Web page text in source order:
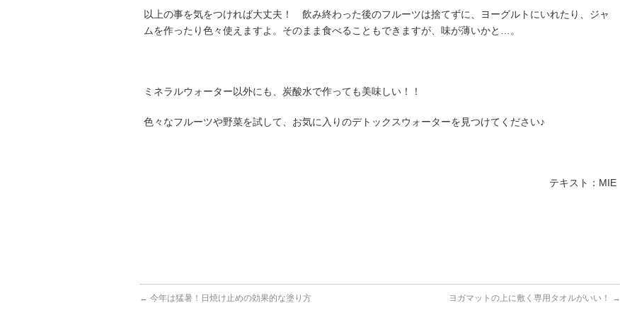
以上の事を気をつければ大丈夫！ 飲み終わった後のフルーツは捨てずに、ヨーグルトにいれたり、ジャ
ムを作ったり色々使えますよ。そのまま食べることもできますが、味が薄いかと…。
ミネラルウォーター以外にも、炭酸水で作っても美味しい！！
色々なフルーツや野菜を試して、お気に入りのデトックスウォーターを見つけてください♪
テキスト：MIE
← 今年は猛暑！日焼け止めの効果的な塗り方 ヨガマットの上に敷く専用タオルがいい！ →